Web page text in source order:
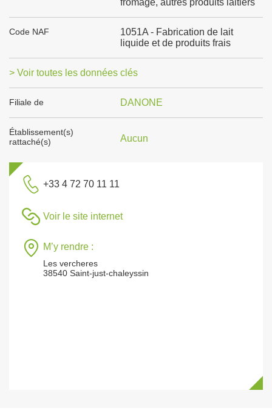
fromage, autres produits laitiers
Code NAF
1051A - Fabrication de lait
liquide et de produits frais
> Voir toutes les données clés
Filiale de DANONE
Établissement(s)
rattaché(s)
Aucun
+33 4 72 70 11 11
Voir le site internet
M’y rendre :
Les vercheres
38540 Saint-just-chaleyssin